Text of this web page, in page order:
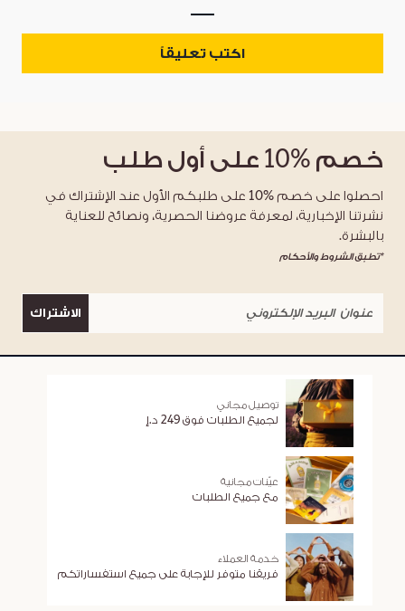
اكتب تعليقاً
خصم %10 على أول طلب
احصلوا على خصم %10 على طلبكم الأول عند الإشتراك في
نشرتنا الإخبارية، لمعرفة عروضنا الحصرية، ونصائح للعناية
بالبشرة.
*تطبق الشروط والأحكام
الاشتراك
توصيل مجاني
لجميع الطلبات فوق 249 د.إ
عيّنات مجانية
مع جميع الطلبات
خدمة العملاء
فريقنا متوفر للإجابة على جميع استفساراتكم